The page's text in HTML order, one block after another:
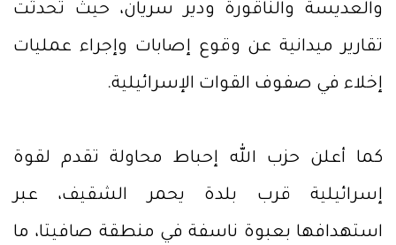
والعديسة والناقورة ودير سريان، حيث تحدثت
تقارير ميدانية عن وقوع إصابات وإجراء عمليات
إخلاء في صفوف القوات الإسرائيلية.
كما أعلن حزب الله إحباط محاولة تقدم لقوة
إسرائيلية قرب بلدة يحمر الشقيف، عبر
استهدافها بعبوة ناسفة في منطقة صافيتا، ما